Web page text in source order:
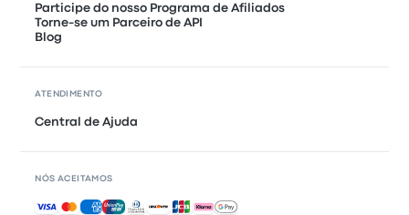
Participe do nosso Programa de Afiliados
Torne-se um Parceiro de API
Blog
ATENDIMENTO
Central de Ajuda
NÓS ACEITAMOS
Pagamentos aceitos